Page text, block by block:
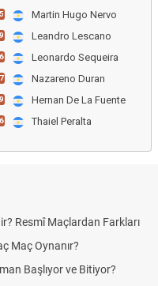
Martin Hugo Nervo
Leandro Lescano
Leonardo Sequeira
Nazareno Duran
Hernan De La Fuente
Thaiel Peralta
Resmî Maçlardan Farkları
Maç Oynanır?
Başlıyor ve Bitiyor?